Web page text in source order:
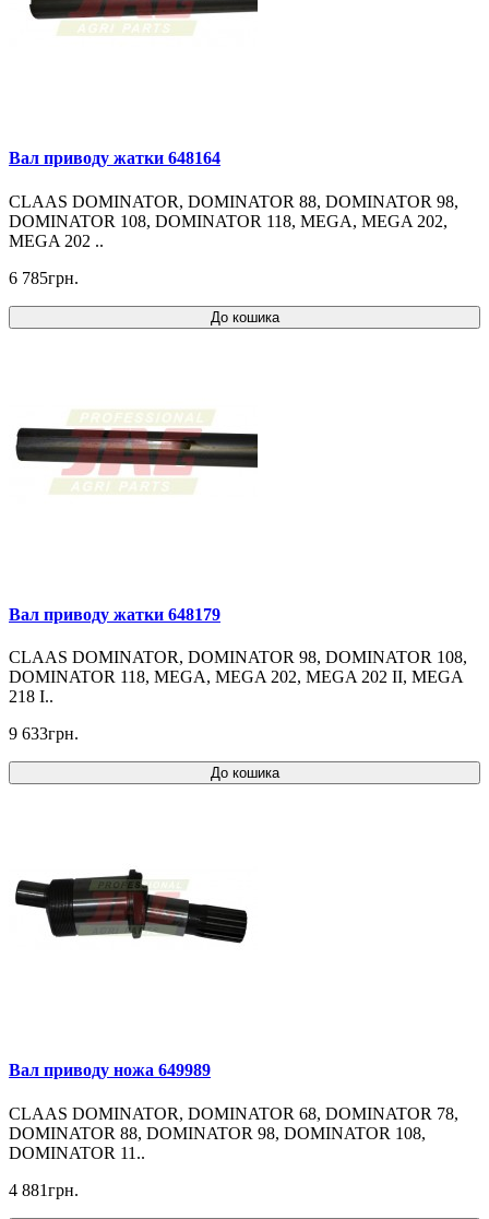
Вал приводу жатки 648164
CLAAS DOMINATOR, DOMINATOR 88, DOMINATOR 98,
DOMINATOR 108, DOMINATOR 118, MEGA, MEGA 202,
MEGA 202 ..
6 785грн.
До кошика
Вал приводу жатки 648179
CLAAS DOMINATOR, DOMINATOR 98, DOMINATOR 108,
DOMINATOR 118, MEGA, MEGA 202, MEGA 202 II, MEGA
218 I..
9 633грн.
До кошика
Вал приводу ножа 649989
CLAAS DOMINATOR, DOMINATOR 68, DOMINATOR 78,
DOMINATOR 88, DOMINATOR 98, DOMINATOR 108,
DOMINATOR 11..
4 881грн.